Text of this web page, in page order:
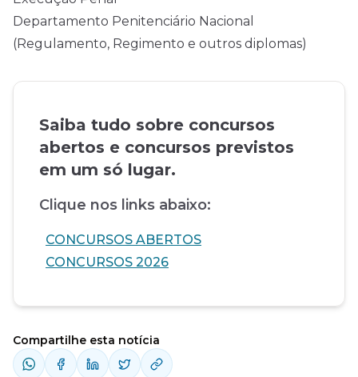
Departamento Penitenciário Nacional
(Regulamento, Regimento e outros diplomas)
Saiba tudo sobre concursos
abertos e concursos previstos
em um só lugar.
Clique nos links abaixo:
CONCURSOS ABERTOS
CONCURSOS 2026
Compartilhe esta notícia